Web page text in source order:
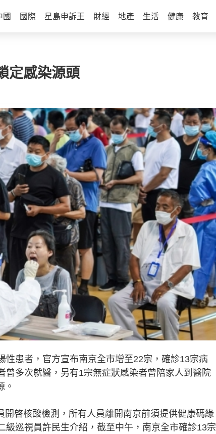
國 國際 星島申訴王 財經 地產 生活 健康 教育
定感染源頭
患者，官方宣布南京全市增至22宗，確診13宗病
多次就醫，另有1宗無症狀感染者曾陪家人到醫院
。
啓核酸檢測，所有人員離開南京前須提供健康碼綠
巡視員許民生介紹，截至中午，南京全市確診13宗